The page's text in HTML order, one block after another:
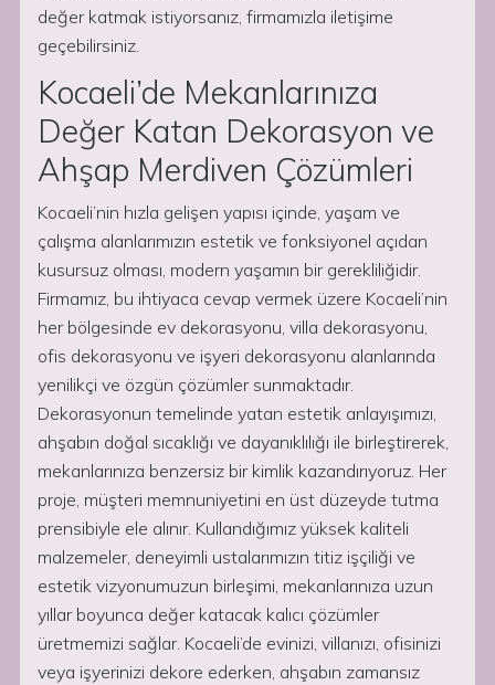
değer katmak istiyorsanız, firmamızla iletişime
geçebilirsiniz.
Kocaeli’de Mekanlarınıza
Değer Katan Dekorasyon ve
Ahşap Merdiven Çözümleri
Kocaeli’nin hızla gelişen yapısı içinde, yaşam ve
çalışma alanlarımızın estetik ve fonksiyonel açıdan
kusursuz olması, modern yaşamın bir gerekliliğidir.
Firmamız, bu ihtiyaca cevap vermek üzere Kocaeli’nin
her bölgesinde ev dekorasyonu, villa dekorasyonu,
ofis dekorasyonu ve işyeri dekorasyonu alanlarında
yenilikçi ve özgün çözümler sunmaktadır.
Dekorasyonun temelinde yatan estetik anlayışımızı,
ahşabın doğal sıcaklığı ve dayanıklılığı ile birleştirerek,
mekanlarınıza benzersiz bir kimlik kazandırıyoruz. Her
proje, müşteri memnuniyetini en üst düzeyde tutma
prensibiyle ele alınır. Kullandığımız yüksek kaliteli
malzemeler, deneyimli ustalarımızın titiz işçiliği ve
estetik vizyonumuzun birleşimi, mekanlarınıza uzun
yıllar boyunca değer katacak kalıcı çözümler
üretmemizi sağlar. Kocaeli’de evinizi, villanızı, ofisinizi
veya işyerinizi dekore ederken, ahşabın zamansız